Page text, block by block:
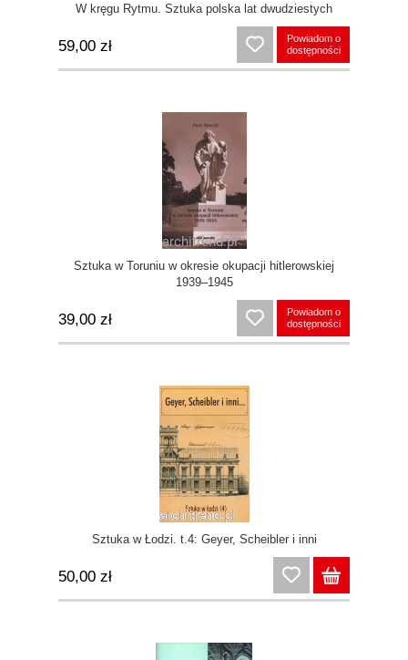
W kręgu Rytmu. Sztuka polska lat dwudziestych
59,00 zł
Powiadom o
dostępności
Sztuka w Toruniu w okresie okupacji hitlerowskiej
1939–1945
39,00 zł
Powiadom o
dostępności
Sztuka w Łodzi. t.4: Geyer, Scheibler i inni
50,00 zł